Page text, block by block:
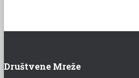
Društvene Mreže